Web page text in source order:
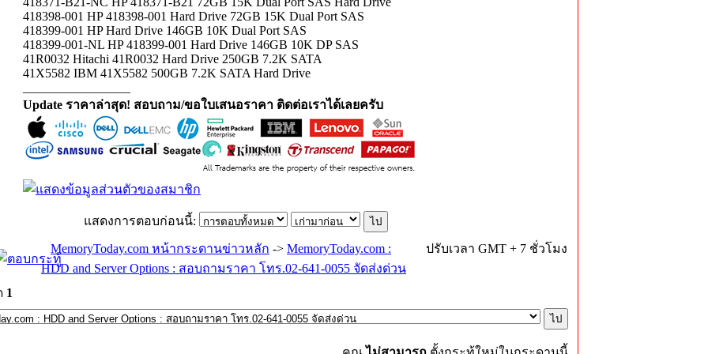
418398-001 HP 418398-001 Hard Drive 72GB 15K Dual Port SAS
418399-001 HP Hard Drive 146GB 10K Dual Port SAS
418399-001-NL HP 418399-001 Hard Drive 146GB 10K DP SAS
41R0032 Hitachi 41R0032 Hard Drive 250GB 7.2K SATA
41X5582 IBM 41X5582 500GB 7.2K SATA Hard Drive
Update ราคาล่าสุด! สอบถาม/ขอใบเสนอราคา ติดต่อเราได้เลยครับ
แสดงการตอบก่อนนี้:
MemoryToday.com หน้ากระดานข่าวหลัก -> MemoryToday.com :
HDD and Server Options : สอบถามราคา โทร.02-641-0055 จัดส่งด่วน
ปรับเวลา GMT + 7 ชั่วโมง
1